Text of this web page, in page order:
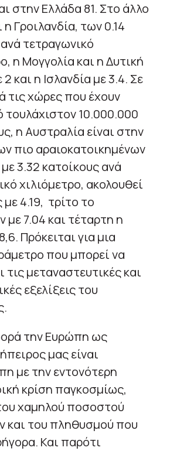
στην Ελλάδα 81. Στο άλλο
η Γροιλανδία, των 0.14
τετραγωνικό
η Μογγολία και η Δυτική
και η Ισλανδία με 3.4. Σε
τις χώρες που έχουν
10.000.000
η Αυστραλία είναι στην
πιο αραιοκατοικημένων
3.32 κατοίκους ανά
χιλιόμετρο, ακολουθεί
4.19, τρίτο το
με 7.04 και τέταρτη η
Πρόκειται για μια
που μπορεί να
τις μεταναστευτικές και
εξελίξεις του
την Ευρώπη ως
μας είναι
με την εντονότερη
κρίση παγκοσμίως,
χαμηλού ποσοστού
και του πληθυσμού που
Και παρότι